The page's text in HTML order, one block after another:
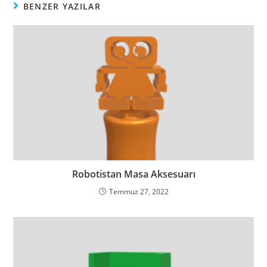
BENZER YAZILAR
Robotistan Masa Aksesuarı
Temmuz 27, 2022